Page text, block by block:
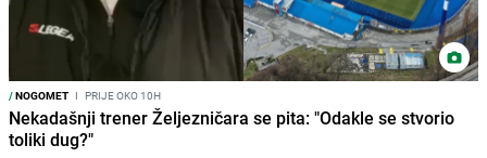
/NOGOMET I PRIJE OKO 10H
Nekadašnji trener Željezničara se pita: "Odakle se stvorio
toliki dug?"